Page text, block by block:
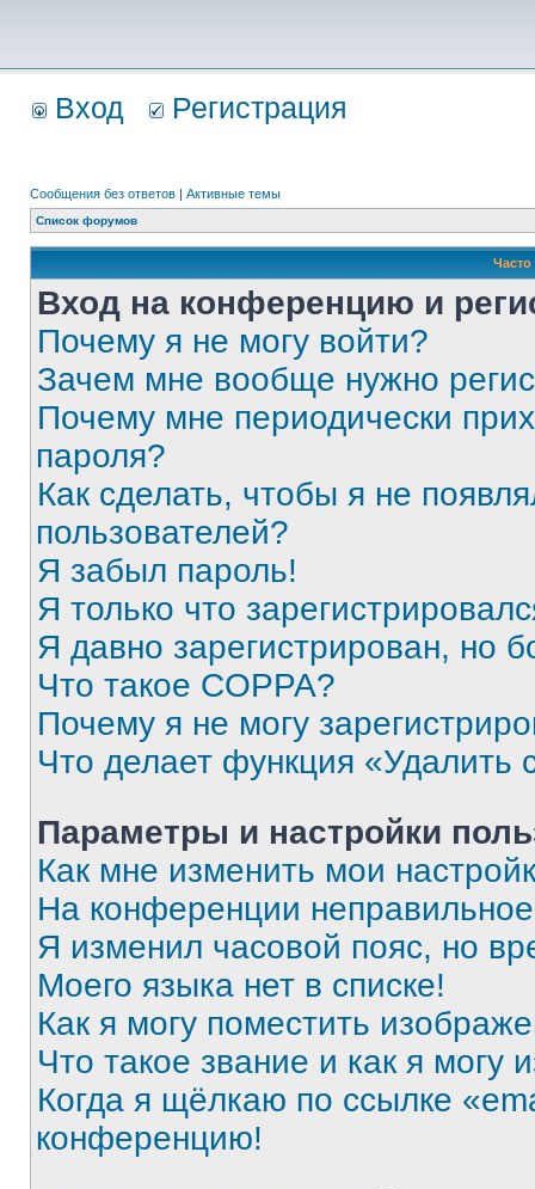
Вход Регистрация
Сообщения без ответов | Активные темы
Список форумов
Вход на конференцию и
Почему я не могу войти?
Зачем мне вообще нужно
Почему мне периодически
пароля?
Как сделать, чтобы я не
пользователей?
Я забыл пароль!
Я только что
Я давно зарегистрирован, но
Что такое COPPA?
Почему я не могу
Что делает функция «Удалить
Параметры и настройки
Как мне изменить мои
На конференции
Я изменил часовой пояс, но
Моего языка нет в списке!
Как я могу поместить
Что такое звание и как я могу
Когда я щёлкаю по ссылке
конференцию!